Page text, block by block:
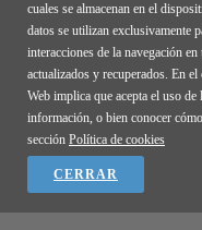
cuales se almacenan en el
datos se utilizan exclusivamente
interacciones de la navegación
actualizados y recuperados. En
Web implica que acepta el uso
información, o bien conocer
sección Política de cookies
CERRAR